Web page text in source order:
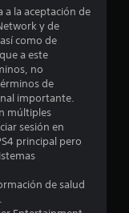
l
e
n
8
a la aceptación de
y de
como de
a este
no
de
importante.
múltiples
sesión en
principal pero
de salud